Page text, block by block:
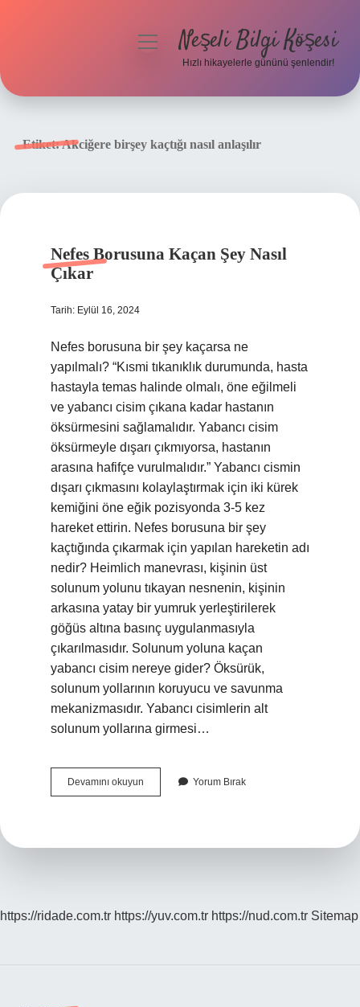
menüyüNeşeli Bilgi Köşesi
Hızlı hikayelerle gününü şenlendir!
Etiket:Akciğere birşey kaçtığı nasıl anlaşılır
Nefes Borusuna Kaçan Şey Nasıl
Çıkar
Tarih: Eylül 16, 2024
Nefes borusuna bir şey kaçarsa ne
yapılmalı? “Kısmi tıkanıklık durumunda, hasta
hastayla temas halinde olmalı, öne eğilmeli
ve yabancı cisim çıkana kadar hastanın
öksürmesini sağlamalıdır. Yabancı cisim
öksürmeyle dışarı çıkmıyorsa, hastanın
arasına hafifçe vurulmalıdır.” Yabancı cismin
dışarı çıkmasını kolaylaştırmak için iki kürek
kemiğini öne eğik pozisyonda 3-5 kez
hareket ettirin. Nefes borusuna bir şey
kaçtığında çıkarmak için yapılan hareketin adı
nedir? Heimlich manevrası, kişinin üst
solunum yolunu tıkayan nesnenin, kişinin
arkasına yatay bir yumruk yerleştirilerek
göğüs altına basınç uygulanmasıyla
çıkarılmasıdır. Solunum yoluna kaçan
yabancı cisim nereye gider? Öksürük,
solunum yollarının koruyucu ve savunma
mekanizmasıdır. Yabancı cisimlerin alt
solunum yollarına girmesi…
Devamını okuyun
Borusuna
Yorum Bırak
https://ridade.com.tr https://yuv.com.tr https://nud.com.tr Sitemap